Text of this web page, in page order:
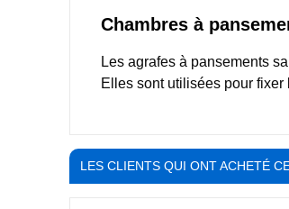
Chambres à
Les agrafes à pansements
Elles sont utilisées pour fixer
LES CLIENTS QUI ONT ACHETÉ